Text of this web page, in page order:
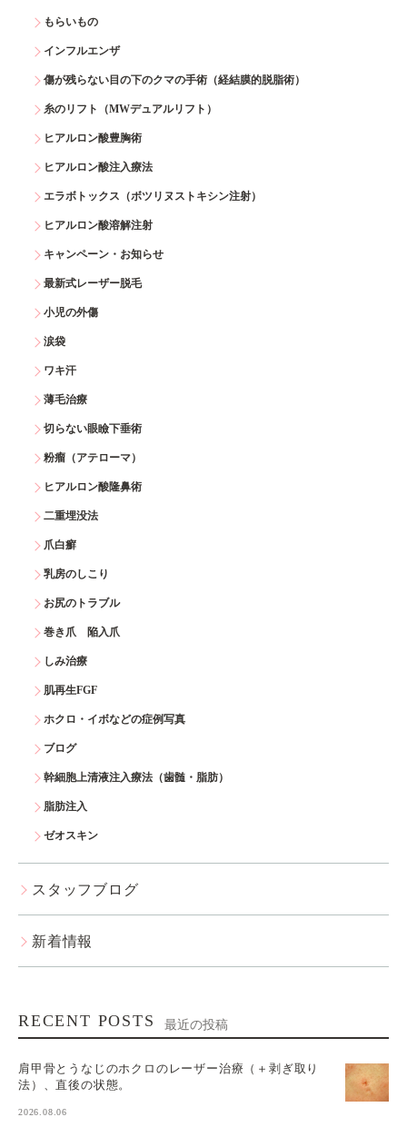
もらいもの
インフルエンザ
傷が残らない目の下のクマの手術（経結膜的脱脂術）
糸のリフト（MWデュアルリフト）
ヒアルロン酸豊胸術
ヒアルロン酸注入療法
エラボトックス（ボツリヌストキシン注射）
ヒアルロン酸溶解注射
キャンペーン・お知らせ
最新式レーザー脱毛
小児の外傷
涙袋
ワキ汗
薄毛治療
切らない眼瞼下垂術
粉瘤（アテローマ）
ヒアルロン酸隆鼻術
二重埋没法
爪白癬
乳房のしこり
お尻のトラブル
巻き爪 陥入爪
しみ治療
肌再生FGF
ホクロ・イボなどの症例写真
ブログ
幹細胞上清液注入療法（歯髄・脂肪）
脂肪注入
ゼオスキン
スタッフブログ
新着情報
RECENT POSTS 最近の投稿
肩甲骨とうなじのホクロのレーザー治療（＋剥ぎ取り
法）、直後の状態。
2026.08.06